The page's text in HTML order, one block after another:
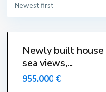
Newest first
r
t
Newly built
sea views,...
955.000 €